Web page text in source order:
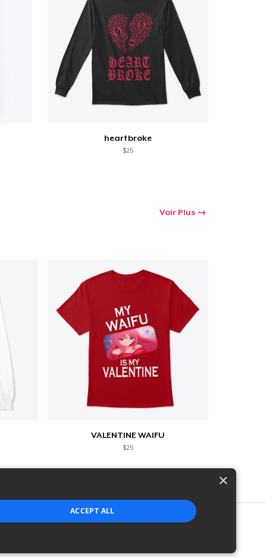
heartbrøke
$25
Voir Plus
VALENTINE WAIFU
$25
×
ACCEPT ALL